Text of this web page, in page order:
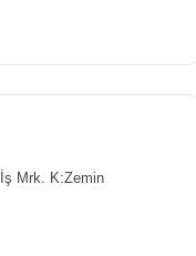
Mrk. K:Zemin